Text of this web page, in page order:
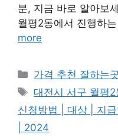
분, 지금 바로 알아보
월평2동에서 진행하
more
카
테
고
리
가격 추천 잘하는
태
그
대전시 서구 월평2
신청방법 | 대상 | 지
| 2024